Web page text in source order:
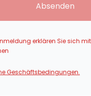
Absenden
erklären Sie sich
Geschäftsbedingungen.